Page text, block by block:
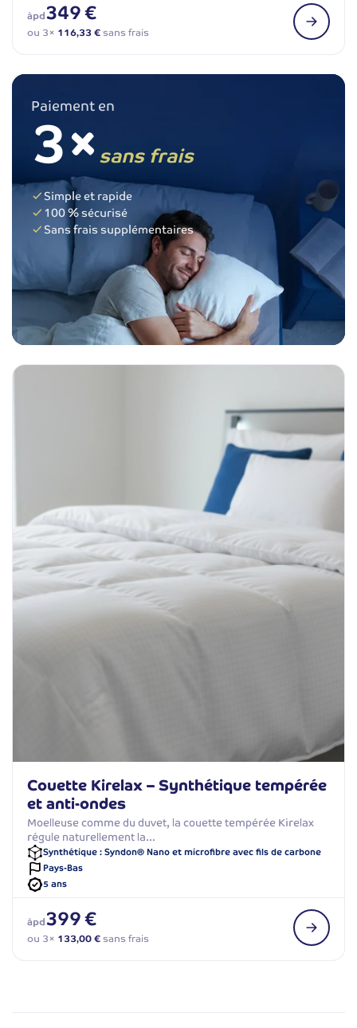
àpd349 €
ou 3× 116,33 €sans frais
Paiement en
3× sans frais
Simple et rapide
100 % sécurisé
Sans frais supplémentaires
Couette Kirelax – Synthétique tempérée
et anti-ondes
Moelleuse comme du duvet, la couette tempérée Kirelax
régule naturellement la…
Synthétique : Syndon® Nano et microfibre avec fils de carbone
Pays-Bas
5 ans
àpd399 €
ou 3× 133,00 €sans frais